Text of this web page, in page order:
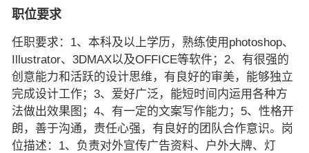
职位要求
任职要求：1、本科及以上学历，熟练使用photoshop、
Illustrator、3DMAX以及OFFICE等软件；2、有很强的
创意能力和活跃的设计思维，有良好的审美，能够独立
完成设计工作；3、爱好广泛，能短时间内运用各种方
法做出效果图；4、有一定的文案写作能力；5、性格开
朗，善于沟通，责任心强，有良好的团队合作意识。岗
位描述：1、负责对外宣传广告资料、户外大牌、灯